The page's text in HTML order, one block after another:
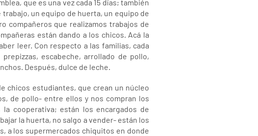
que es una vez cada 15 días; también
un equipo de huerta, un equipo de
compañeros que realizamos trabajos de
están dando a los chicos. Acá la
leer. Con respecto a las familias, cada
escabeche, arrollado de pollo,
Después, dulce de leche.
chicos estudiantes, que crean un núcleo
de pollo- entre ellos y nos compran los
cooperativa; están los encargados de
la huerta, no salgo a vender- están los
a los supermercados chiquitos en donde